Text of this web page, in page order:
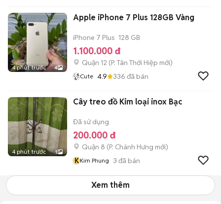
4 phút trước 4
Apple iPhone 7 Plus 128GB Vàng
iPhone 7 Plus 128 GB
1.100.000 đ
Quận 12 (P. Tân Thới Hiệp mới)
Cute 4.9 336 đã bán
4 phút trước 1
Cây treo đồ Kim loại inox Bạc
Đã sử dụng
200.000 đ
Quận 8 (P. Chánh Hưng mới)
KKim Phung 3 đã bán
Xem thêm